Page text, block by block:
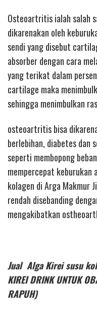
Osteoartritis ialah salah
dikarenakan oleh
sendi yang disebut
absorber dengan cara
yang terikat dalam
cartilage maka
sehingga menimbulkan
osteoartritis bisa
berlebihan, diabetes dan
seperti membopong
mempercepat
kolagen di Arga Makmur
rendah disebanding
mengakibatkan
Jual Alga Kirei susu
KIREI DRINK UNTUK
RAPUH)